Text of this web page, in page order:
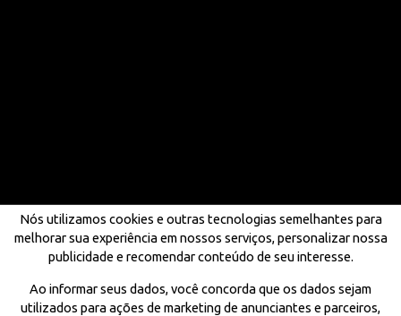
Nós utilizamos cookies e outras tecnologias semelhantes para
melhorar sua experiência em nossos serviços, personalizar nossa
publicidade e recomendar conteúdo de seu interesse.
Ao informar seus dados, você concorda que os dados sejam
utilizados para ações de marketing de anunciantes e parceiros,